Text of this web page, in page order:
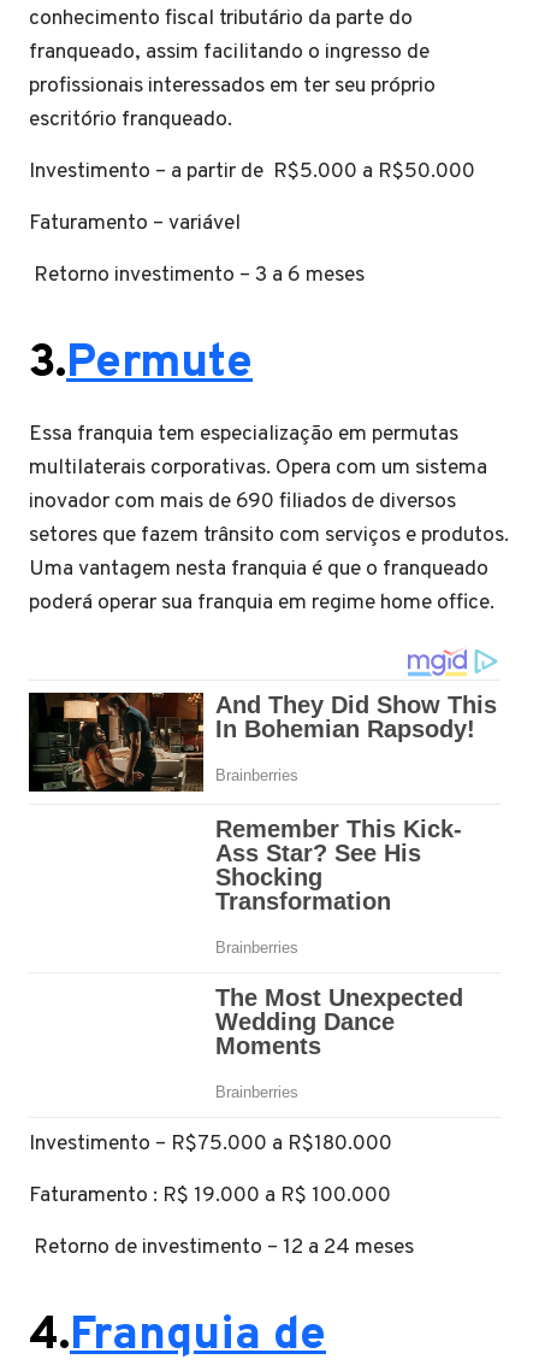
conhecimento fiscal tributário da parte do
franqueado, assim facilitando o ingresso de
profissionais interessados em ter seu próprio
escritório franqueado.
Investimento – a partir de R$5.000 a R$50.000
Faturamento – variável
Retorno investimento – 3 a 6 meses
3.Permute
Essa franquia tem especialização em permutas
multilaterais corporativas. Opera com um sistema
inovador com mais de 690 filiados de diversos
setores que fazem trânsito com serviços e produtos.
Uma vantagem nesta franquia é que o franqueado
poderá operar sua franquia em regime home office.
Investimento – R$75.000 a R$180.000
Faturamento : R$ 19.000 a R$ 100.000
Retorno de investimento – 12 a 24 meses
4.Franquia de